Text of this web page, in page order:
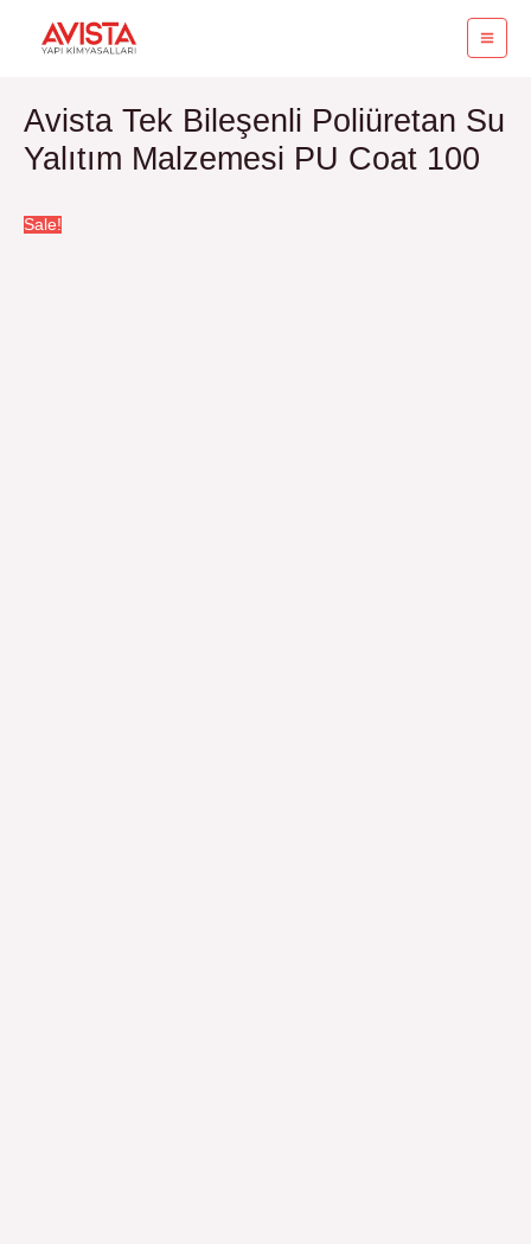
Avista Tek Bileşenli Poliüretan Su
Yalıtım Malzemesi PU Coat 100
Sale!